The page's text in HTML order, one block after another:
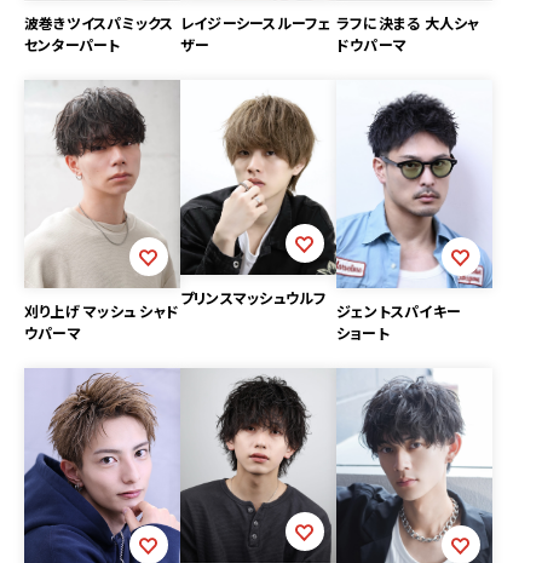
波巻きツイスパミックス
センターパート
レイジーシースルーフェ
ザー
ラフに決まる 大人シャ
ドウパーマ
刈り上げ マッシュ シャド
ウパーマ
プリンスマッシュウルフ
ジェントスパイキー
ショート